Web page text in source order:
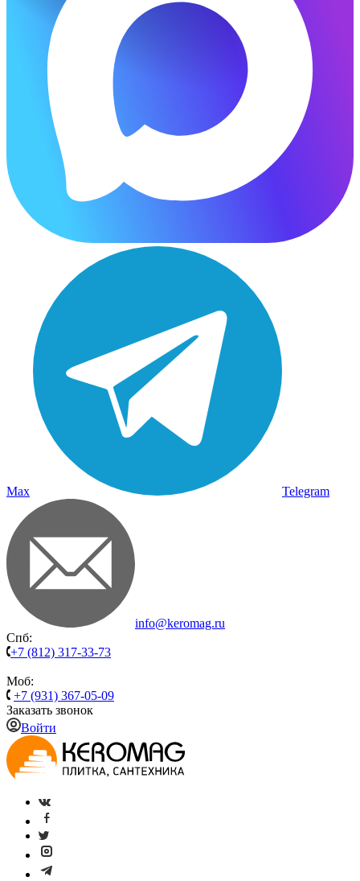
Max Telegram
info@keromag.ru
Спб:
+7 (812) 317-33-73
Моб:
+7 (931) 367-05-09
Заказать звонок
Войти